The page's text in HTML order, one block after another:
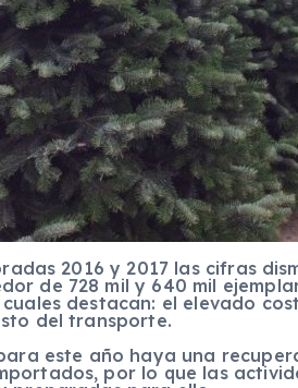
2016 y 2017 las cifras
de 728 mil y 640 mil
destacan: el elevado
del transporte.
este año haya una
por lo que las